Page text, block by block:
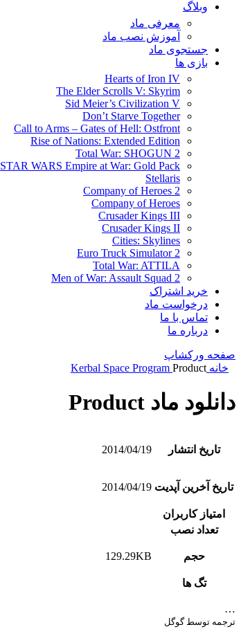
وبلاگ
معرفی ماد
آموزش نصب ماد
جستجوی ماد
بازی ها
Hearts of Iron IV
The Elder Scrolls V: Skyrim
Sid Meier’s Civilization V
Don’t Starve Together
Call to Arms – Gates of Hell: Ostfront
Rise of Nations: Extended Edition
Total War: SHOGUN 2
STAR WARS Empire at War: Gold Pack
Stellaris
Company of Heroes 2
Company of Heroes
Crusader Kings III
Crusader Kings II
Cities: Skylines
Euro Truck Simulator 2
Total War: ATTILA
Men of War: Assault Squad 2
خرید اشتراک
درخواست ماد
تماس با ما
درباره ما
صفحه ورکشاپ
خانه
Kerbal Space Program Product
دانلود ماد Product
تاریخ انتشار 2014/04/19
تاریخ آخرین آپدیت 2014/04/19
امتیاز کاربران
تعداد نصب
حجم 129.29KB
تگ ها
…
ترجمه توسط گوگل